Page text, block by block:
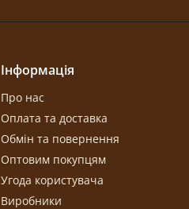
Інформація
Про нас
Оплата та доставка
Обмін та повернення
Оптовим покупцям
Угода користувача
Виробники